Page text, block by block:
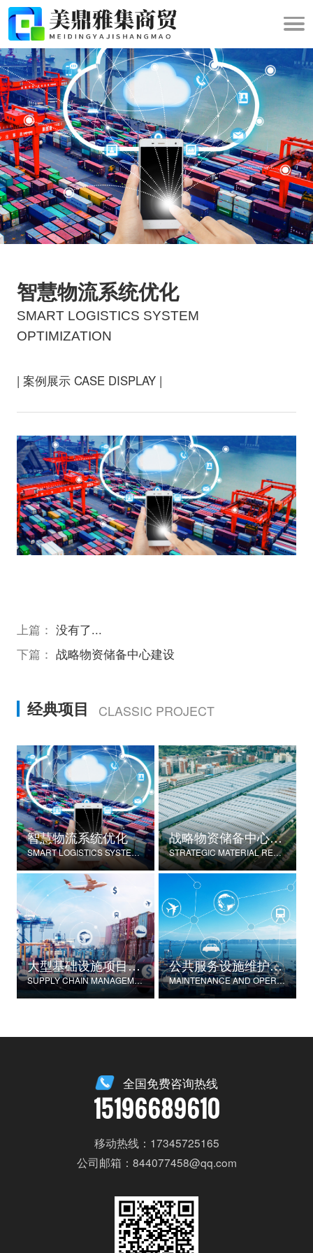
智慧物流系统优化
SMART LOGISTICS SYSTEM
OPTIMIZATION
| 案例展示 CASE DISPLAY |
上篇： 没有了...
下篇： 战略物资储备中心建设
经典项目 CLASSIC PROJECT
智慧物流系统优化
SMART LOGISTICS SYSTEM OPTIMIZATION
战略物资储备中心建设
STRATEGIC MATERIAL RESERVE CENTER CONSTRUCTION
大型基础设施项目物资供应链管理
SUPPLY CHAIN MANAGEMENT FOR LARGE-SCALE INFRASTRUCTURE PROJECTS
公共服务设施维护与运营
MAINTENANCE AND OPERATION OF PUBLIC SERVICE FACILITIES
全国免费咨询热线
15196689610
移动热线：17345725165
公司邮箱：844077458@qq.com